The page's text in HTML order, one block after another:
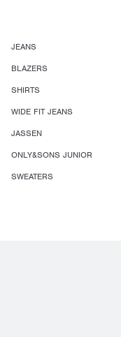
JEANS
BLAZERS
SHIRTS
WIDE FIT JEANS
JASSEN
ONLY&SONS JUNIOR
SWEATERS